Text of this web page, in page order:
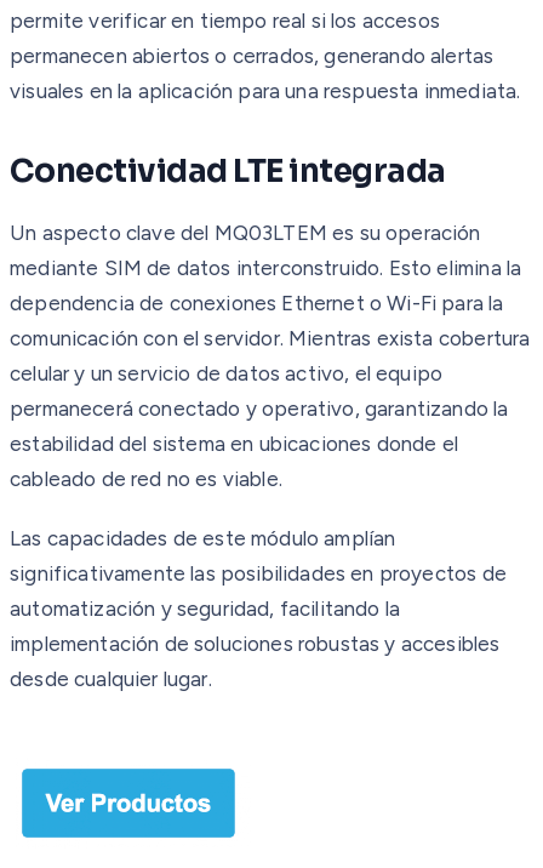
permite verificar en tiempo real si los accesos
permanecen abiertos o cerrados, generando alertas
visuales en la aplicación para una respuesta inmediata.
Conectividad LTE integrada
Un aspecto clave del MQ03LTEM es su operación
mediante SIM de datos interconstruido. Esto elimina la
dependencia de conexiones Ethernet o Wi-Fi para la
comunicación con el servidor. Mientras exista cobertura
celular y un servicio de datos activo, el equipo
permanecerá conectado y operativo, garantizando la
estabilidad del sistema en ubicaciones donde el
cableado de red no es viable.
Las capacidades de este módulo amplían
significativamente las posibilidades en proyectos de
automatización y seguridad, facilitando la
implementación de soluciones robustas y accesibles
desde cualquier lugar.